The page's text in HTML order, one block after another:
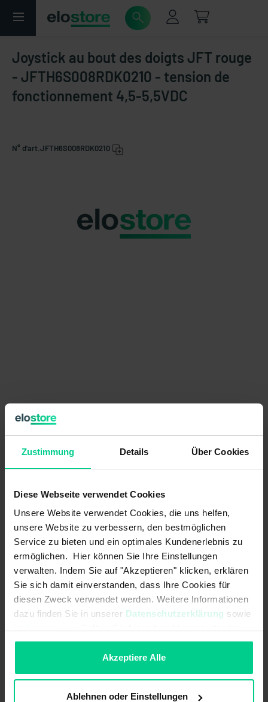
Zustimmung Details Über Cookies
Diese Webseite verwendet Cookies
Unsere Website verwendet Cookies, die uns helfen,
unsere Website zu verbessern, den bestmöglichen
Service zu bieten und ein optimales Kundenerlebnis zu
ermöglichen. Hier können Sie Ihre Einstellungen
verwalten. Indem Sie auf "Akzeptieren" klicken, erklären
Sie sich damit einverstanden, dass Ihre Cookies für
diesen Zweck verwendet werden. Weitere Informationen
dazu finden Sie in unserer Datenschutzerklärung sowie
sein, können Sie die Verwendung von Cookies hier
Akzeptiere Alle
Ablehnen oder Einstellungen
Joystick au bout des doigts JFT rouge
- JFTH6S008RDK0210 - tension de
fonctionnement 4,5-5,5VDC
N° d'art. JFTH6S008RDK0210
par pièce 193,28 €
Quantité Prix unitaire
À partir de 6 pièces 183,62 €
- 5 %
À partir de 12 pièces
169,85 €
- 12 %
À partir de 24 pièces
152,86 €
- 21 %
137,58 €
À partir de 96 pièces
123,82 € - 36 %
Ajouter au panier